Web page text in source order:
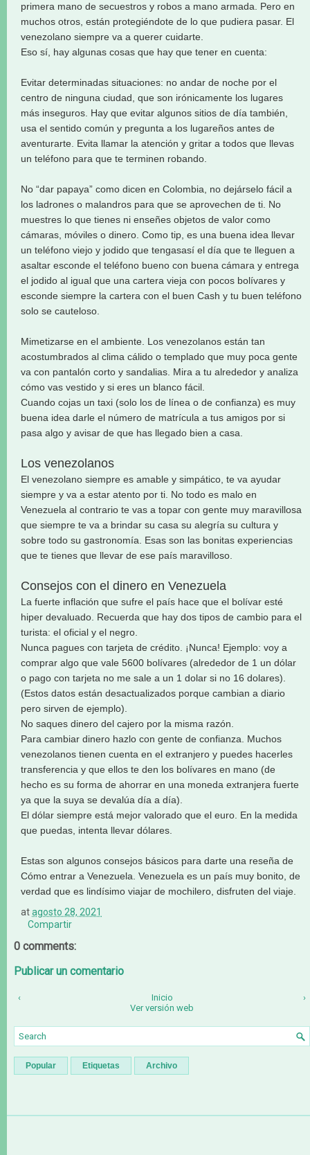
primera mano de secuestros y robos a mano armada. Pero en
muchos otros, están protegiéndote de lo que pudiera pasar. El
venezolano siempre va a querer cuidarte.
Eso sí, hay algunas cosas que hay que tener en cuenta:
Evitar determinadas situaciones: no andar de noche por el
centro de ninguna ciudad, que son irónicamente los lugares
más inseguros. Hay que evitar algunos sitios de día también,
usa el sentido común y pregunta a los lugareños antes de
aventurarte. Evita llamar la atención y gritar a todos que llevas
un teléfono para que te terminen robando.
No “dar papaya” como dicen en Colombia, no dejárselo fácil a
los ladrones o malandros para que se aprovechen de ti. No
muestres lo que tienes ni enseñes objetos de valor como
cámaras, móviles o dinero. Como tip, es una buena idea llevar
un teléfono viejo y jodido que tengasasí el día que te lleguen a
asaltar esconde el teléfono bueno con buena cámara y entrega
el jodido al igual que una cartera vieja con pocos bolívares y
esconde siempre la cartera con el buen Cash y tu buen teléfono
solo se cauteloso.
Mimetizarse en el ambiente. Los venezolanos están tan
acostumbrados al clima cálido o templado que muy poca gente
va con pantalón corto y sandalias. Mira a tu alrededor y analiza
cómo vas vestido y si eres un blanco fácil.
Cuando cojas un taxi (solo los de línea o de confianza) es muy
buena idea darle el número de matrícula a tus amigos por si
pasa algo y avisar de que has llegado bien a casa.
Los venezolanos
El venezolano siempre es amable y simpático, te va ayudar
siempre y va a estar atento por ti. No todo es malo en
Venezuela al contrario te vas a topar con gente muy maravillosa
que siempre te va a brindar su casa su alegría su cultura y
sobre todo su gastronomía. Esas son las bonitas experiencias
que te tienes que llevar de ese país maravilloso.
Consejos con el dinero en Venezuela
La fuerte inflación que sufre el país hace que el bolívar esté
hiper devaluado. Recuerda que hay dos tipos de cambio para el
turista: el oficial y el negro.
Nunca pagues con tarjeta de crédito. ¡Nunca! Ejemplo: voy a
comprar algo que vale 5600 bolívares (alrededor de 1 un dólar
o pago con tarjeta no me sale a un 1 dolar si no 16 dolares).
(Estos datos están desactualizados porque cambian a diario
pero sirven de ejemplo).
No saques dinero del cajero por la misma razón.
Para cambiar dinero hazlo con gente de confianza. Muchos
venezolanos tienen cuenta en el extranjero y puedes hacerles
transferencia y que ellos te den los bolívares en mano (de
hecho es su forma de ahorrar en una moneda extranjera fuerte
ya que la suya se devalúa día a día).
El dólar siempre está mejor valorado que el euro. En la medida
que puedas, intenta llevar dólares.
Estas son algunos consejos básicos para darte una reseña de
Cómo entrar a Venezuela. Venezuela es un país muy bonito, de
verdad que es lindísimo viajar de mochilero, disfruten del viaje.
atagosto 28, 2021
Compartir
0 comments:
Publicar un comentario
‹ ›
Inicio
Ver versión web
Popular Etiquetas Archivo